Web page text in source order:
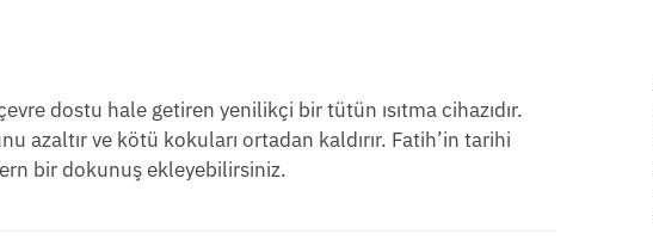
dostu hale getiren yenilikçi bir tütün ısıtma cihazıdır.
azaltır ve kötü kokuları ortadan kaldırır. Fatih’in tarihi
bir dokunuş ekleyebilirsiniz.